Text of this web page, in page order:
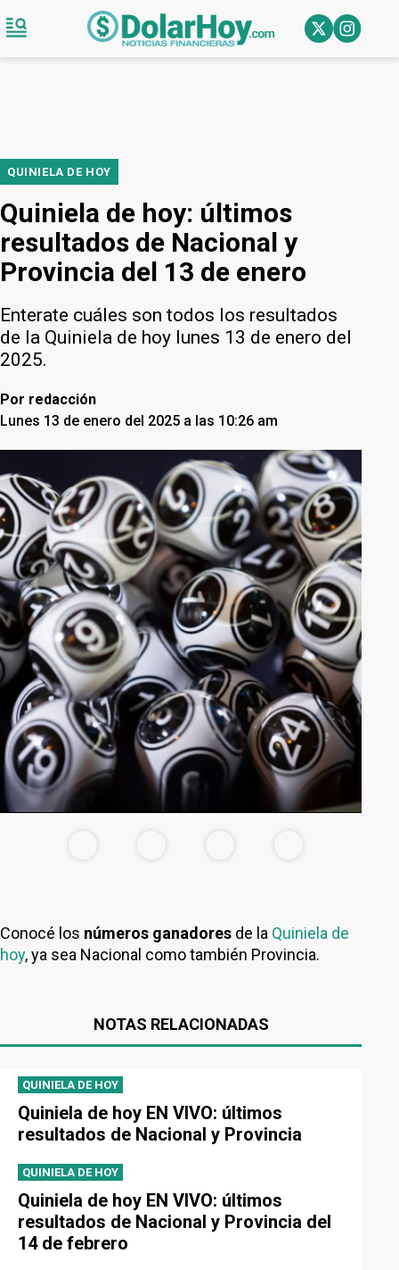
QUINIELA DE HOY
Quiniela de hoy: últimos
resultados de Nacional y
Provincia del 13 de enero
Enterate cuáles son todos los resultados
de la Quiniela de hoy lunes 13 de enero del
2025.
Por redacción
Lunes 13 de enero del 2025 a las 10:26 am
Conocé los números ganadores de la Quiniela de
hoy, ya sea Nacional como también Provincia.
NOTAS RELACIONADAS
QUINIELA DE HOY
Quiniela de hoy EN VIVO: últimos
resultados de Nacional y Provincia
QUINIELA DE HOY
Quiniela de hoy EN VIVO: últimos
resultados de Nacional y Provincia del
14 de febrero